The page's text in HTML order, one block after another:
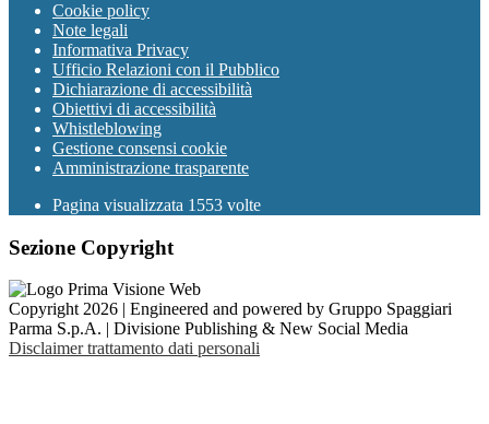
Cookie policy
Note legali
Informativa Privacy
Ufficio Relazioni con il Pubblico
Dichiarazione di accessibilità
Obiettivi di accessibilità
Whistleblowing
Gestione consensi cookie
Amministrazione trasparente
Pagina visualizzata 1553 volte
Sezione Copyright
Copyright 2026 | Engineered and powered by Gruppo Spaggiari
Parma S.p.A. | Divisione Publishing & New Social Media
Disclaimer trattamento dati personali